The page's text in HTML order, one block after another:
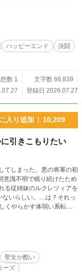
かいつも俺の実家のパ
つ、
ハッピーエンド
決闘
数 1
文字数 66,839
登録日 2026.07.27
入り追加 10,209
引きこもりたい
てしまった。悪の将軍の初
意識不明で眠り続けたため
る従姉妹のルクレツィアを
ないらしい。…は？それっ
現もあります。たまに料
す。
聖女が酷い
ーズ